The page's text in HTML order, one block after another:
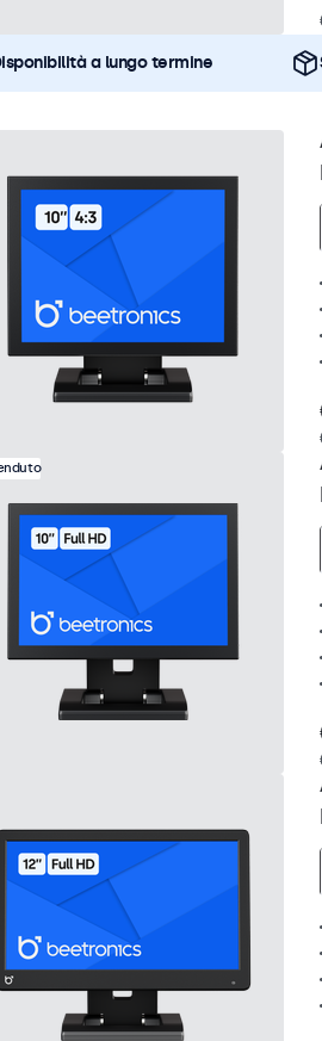
a lungo termine